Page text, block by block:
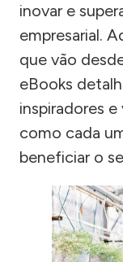
inovar e
empresarial.
que vão
eBooks
inspiradores
como cada
beneficiar o